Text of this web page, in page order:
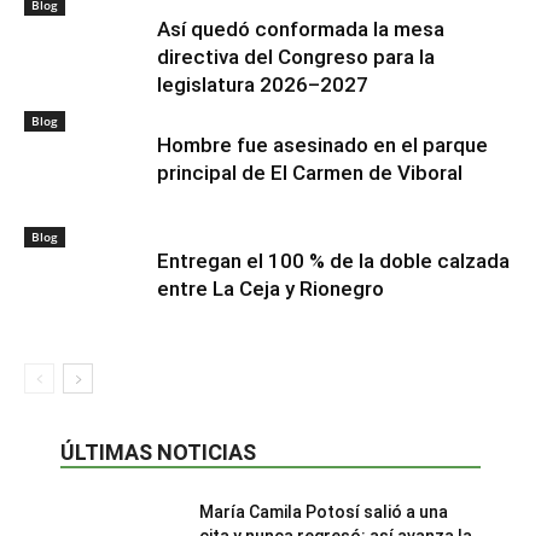
Blog
Así quedó conformada la mesa
directiva del Congreso para la
legislatura 2026–2027
Blog
Hombre fue asesinado en el parque
principal de El Carmen de Viboral
Blog
Entregan el 100 % de la doble calzada
entre La Ceja y Rionegro
ÚLTIMAS NOTICIAS
María Camila Potosí salió a una